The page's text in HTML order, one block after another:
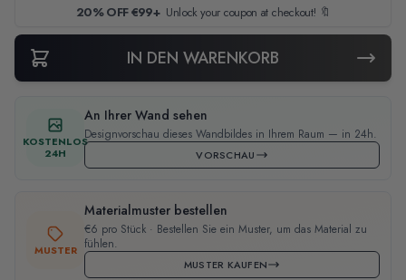
20% OFF €99+ Unlock your coupon at checkout! 🔖
IN DEN WARENKORB
KOSTENLOS
24H
An Ihrer Wand sehen
Designvorschau dieses Wandbildes in Ihrem Raum — in 24h.
VORSCHAU
MUSTER
Materialmuster bestellen
€6 pro Stück · Bestellen Sie ein Muster, um das Material zu
fühlen.
MUSTER KAUFEN